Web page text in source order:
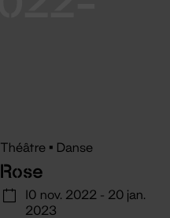
Théâtre • Danse
Rose
10 nov. 2022 - 20 jan.
2023